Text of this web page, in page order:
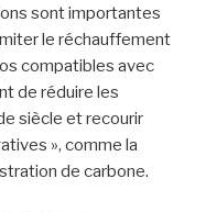
sont importantes
le réchauffement
compatibles avec
de réduire les
siècle et recourir
», comme la
de carbone.